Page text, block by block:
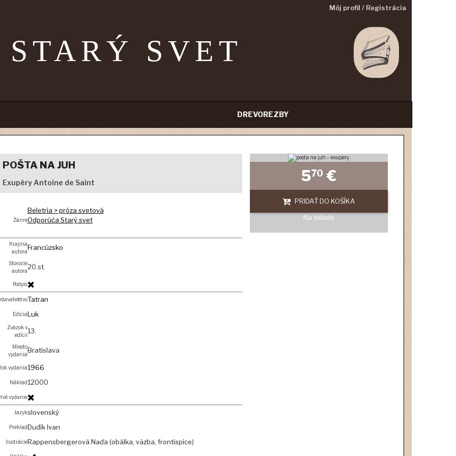
Môj profil / Registrácia
STARÝ SVET
DREVOREZBY
POŠTA NA JUH
Exupéry Antoine de Saint
Žánre
Beletria > próza svetová
Odporúča Starý svet
Krajina
autoraFrancúzsko
Storočie
autora20.st.
Podpis
Tatran
EdíciaLuk
Zväzok v
edícii13.
Miesto
vydaniaBratislava
vydania1966
Náklad12000
vydanie
Jazykslovenský
PrekladDudík Ivan
IlustrácieRappensbergerová Naďa (obálka, väzba, frontispice)
570€
PRIDAŤ DO KOŠÍKA
Na sklade